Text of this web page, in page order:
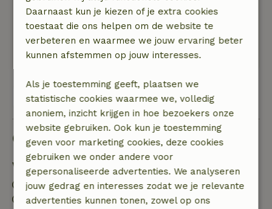
volwassenen, geen tv, verder prima,lekker stil.
Natuur, rust & ruimte: 4 /5
Prachtig aan de Waddenzee,de polders erg
kaal,strand beetje ver,
Bekijk alle 2 beoordelingen
Goed om te weten
Verblijfdetails
Inchecken: 15:00- 20:00
Uitchecken: 08:00- 11:00
Daarnaast kun je kiezen of je extra cookies
toestaat die ons helpen om de website te
verbeteren en waarmee we jouw ervaring beter
kunnen afstemmen op jouw interesses.
Als je toestemming geeft, plaatsen we
statistische cookies waarmee we, volledig
anoniem, inzicht krijgen in hoe bezoekers onze
website gebruiken. Ook kun je toestemming
geven voor marketing cookies, deze cookies
gebruiken we onder andere voor
gepersonaliseerde advertenties. We analyseren
jouw gedrag en interesses zodat we je relevante
advertenties kunnen tonen, zowel op ons